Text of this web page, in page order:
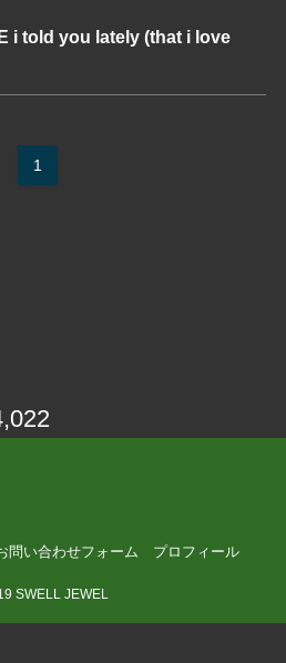
i told you lately (that i love
1
問い合わせフォーム プロフィール
SWELL JEWEL